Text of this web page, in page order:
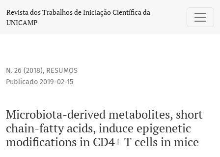
Microbiota-derived metabolites, short chain-fatty acids,
Revista dos Trabalhos de Iniciação Científica da
UNICAMP
N. 26 (2018), RESUMOS
Microbiota-derived metabolites, short
chain-fatty acids, induce epigenetic
modifications in CD4+ T cells in mice
Publicado 2019-02-15